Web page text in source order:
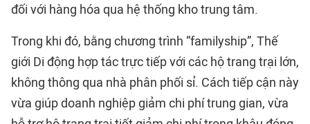
đối với hàng hóa qua hệ thống kho trung tâm.
Trong khi đó, bằng chương trình “familyship”, Thế
giới Di động hợp tác trực tiếp với các hộ trang trại lớn,
không thông qua nhà phân phối sỉ. Cách tiếp cận này
vừa giúp doanh nghiệp giảm chi phí trung gian, vừa